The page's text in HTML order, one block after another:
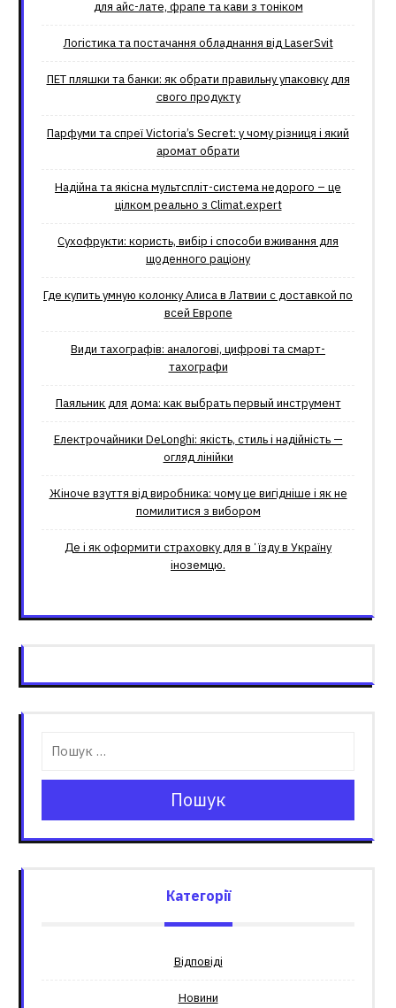
для айс-лате, фрапе та кави з тоніком
Логістика та постачання обладнання від LaserSvit
ПЕТ пляшки та банки: як обрати правильну упаковку для
свого продукту
Парфуми та спреї Victoria’s Secret: у чому різниця і який
аромат обрати
Надійна та якісна мультспліт-система недорого – це
цілком реально з Climat.еxpert
Сухофрукти: користь, вибір і способи вживання для
щоденного раціону
Где купить умную колонку Алиса в Латвии с доставкой по
всей Европе
Види тахографів: аналогові, цифрові та смарт-
тахографи
Паяльник для дома: как выбрать первый инструмент
Електрочайники DeLonghi: якість, стиль і надійність —
огляд лінійки
Жіноче взуття від виробника: чому це вигідніше і як не
помилитися з вибором
Де і як оформити страховку для вʼїзду в Україну
іноземцю.
Пошук
Категорії
Відповіді
Новини